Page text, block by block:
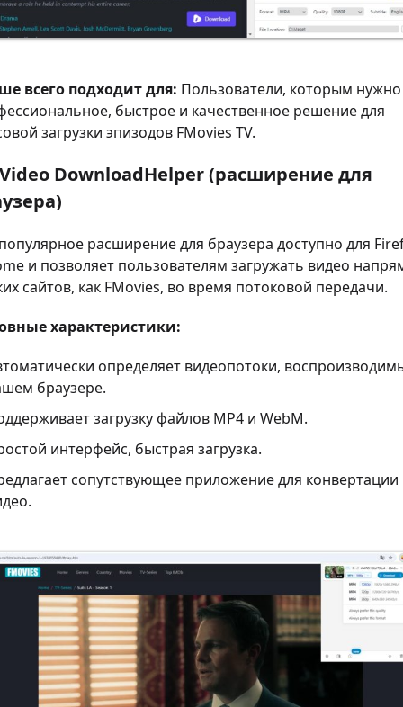
всего подходит для: Пользователи, которым нужно
быстрое и качественное решение для
загрузки эпизодов FMovies TV.
DownloadHelper (расширение для
расширение для браузера доступно для
и позволяет пользователям загружать видео
сайтов, как FMovies, во время потоковой передачи.
характеристики:
определяет видеопотоки,
браузере.
загрузку файлов MP4 и WebM.
интерфейс, быстрая загрузка.
сопутствующее приложение для конвертации